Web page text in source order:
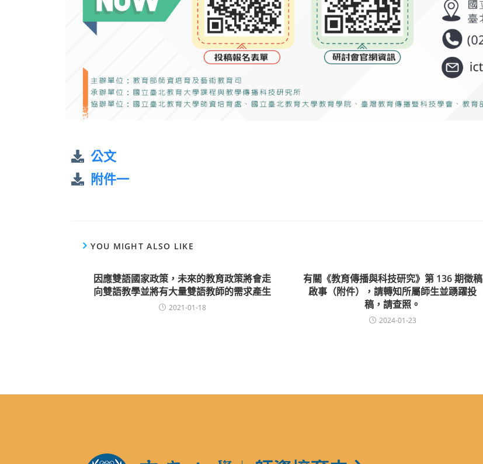
公文
附件一
YOU MIGHT ALSO LIKE
因應雙語國家政策，未來的教育政策將會走
向雙語教學並將有大量雙語教師的需求產生
2021-01-18
有關《教育傳播與科技研究》第 136 期徵稿
啟事（附件），請轉知所屬師生並踴躍投
稿，請查照。
2024-01-23